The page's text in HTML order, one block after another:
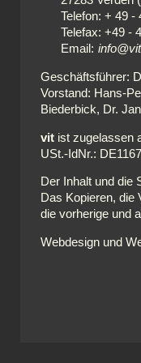
Telefon: + 49 -
Telefax: +49 -
Email:
Geschäftsführer:
Vorstand: Hans-
Biederbick, Dr.
vit ist zugelassen
USt.-IdNr.:
Der Inhalt und die
Das Kopieren, die
die vorherige und
Webdesign und